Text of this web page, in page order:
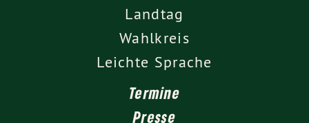
Landtag
Wahlkreis
Leichte Sprache
Termine
Presse